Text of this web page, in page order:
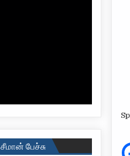
சீமான் பேச்சு